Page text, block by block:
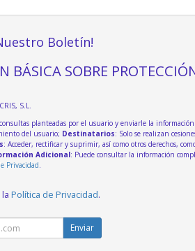
Boletín!
BÁSICA SOBRE
S.L.
planteadas por el usuario y enviarle la
del usuario; Destinatarios: Solo se realizan
: Acceder, rectificar y suprimir, así como otros derechos,
Adicional: Puede consultar la información
Privacidad.
Política de Privacidad.
Enviar